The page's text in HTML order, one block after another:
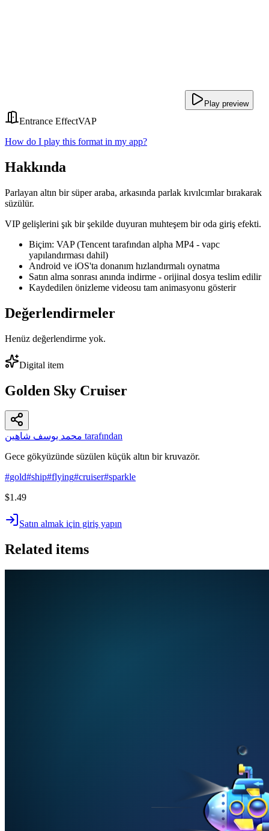
Play preview
Entrance EffectVAP
How do I play this format in my app?
Hakkında
Parlayan altın bir süper araba, arkasında parlak kıvılcımlar bırakarak
süzülür.
VIP gelişlerini şık bir şekilde duyuran muhteşem bir oda giriş efekti.
Biçim: VAP (Tencent tarafından alpha MP4 - vapc
yapılandırması dahil)
Android ve iOS'ta donanım hızlandırmalı oynatma
Satın alma sonrası anında indirme - orijinal dosya teslim edilir
Kaydedilen önizleme videosu tam animasyonu gösterir
Değerlendirmeler
Henüz değerlendirme yok.
Digital item
Golden Sky Cruiser
محمد يوسف شاهين tarafından
Gece gökyüzünde süzülen küçük altın bir kruvazör.
#gold#ship#flying#cruiser#sparkle
$1.49
Satın almak için giriş yapın
Related items